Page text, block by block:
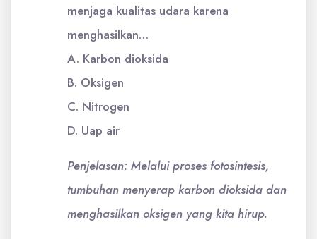
menjaga kualitas udara karena
menghasilkan…
A. Karbon dioksida
B. Oksigen
C. Nitrogen
D. Uap air
Penjelasan: Melalui proses fotosintesis,
tumbuhan menyerap karbon dioksida dan
menghasilkan oksigen yang kita hirup.